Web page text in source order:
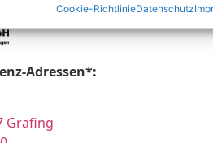
Cookie-RichtlinieDatenschutz
Adressen*:
Grafing